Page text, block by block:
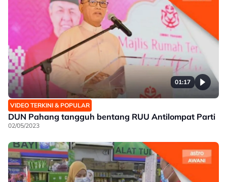
01:17
VIDEO TERKINI & POPULAR
DUN Pahang tangguh bentang RUU Antilompat Parti
02/05/2023